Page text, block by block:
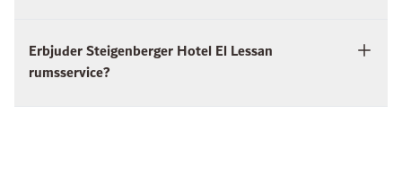
Erbjuder Steigenberger Hotel El Lessan
rumsservice?